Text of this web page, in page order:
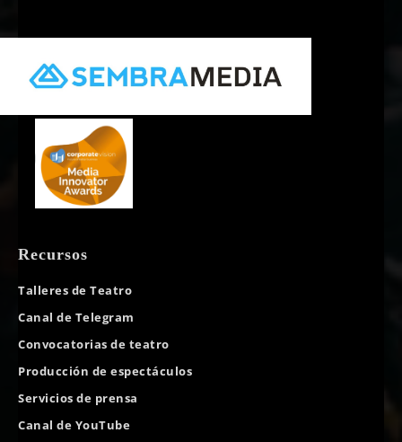
Recursos
Talleres de Teatro
Canal de Telegram
Convocatorias de teatro
Producción de espectáculos
Servicios de prensa
Canal de YouTube